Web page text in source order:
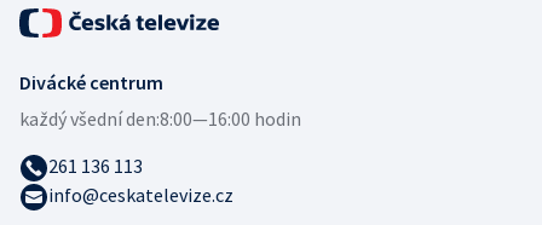
Divácké centrum
každý všední den:8:00—16:00 hodin
261 136 113
info@ceskatelevize.cz